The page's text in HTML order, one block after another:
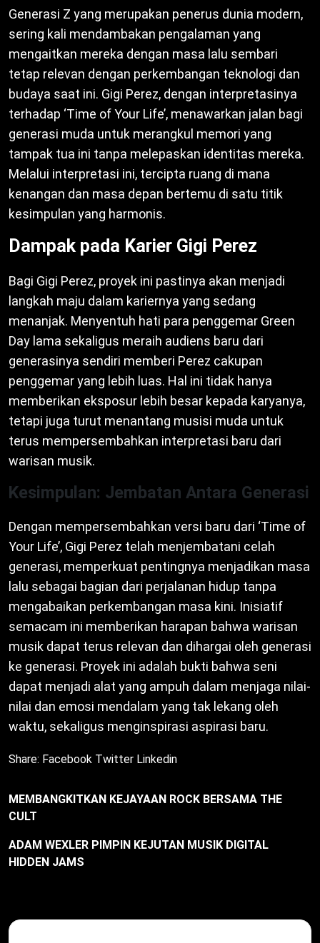
Generasi Z yang merupakan penerus dunia modern,
sering kali mendambakan pengalaman yang
mengaitkan mereka dengan masa lalu sembari
tetap relevan dengan perkembangan teknologi dan
budaya saat ini. Gigi Perez, dengan interpretasinya
terhadap ‘Time of Your Life’, menawarkan jalan bagi
generasi muda untuk merangkul memori yang
tampak tua ini tanpa melepaskan identitas mereka.
Melalui interpretasi ini, tercipta ruang di mana
kenangan dan masa depan bertemu di satu titik
kesimpulan yang harmonis.
Dampak pada Karier Gigi Perez
Bagi Gigi Perez, proyek ini pastinya akan menjadi
langkah maju dalam kariernya yang sedang
menanjak. Menyentuh hati para penggemar Green
Day lama sekaligus meraih audiens baru dari
generasinya sendiri memberi Perez cakupan
penggemar yang lebih luas. Hal ini tidak hanya
memberikan eksposur lebih besar kepada karyanya,
tetapi juga turut menantang musisi muda untuk
terus mempersembahkan interpretasi baru dari
warisan musik.
Kesimpulan: Jembatan Antara Generasi
Dengan mempersembahkan versi baru dari ‘Time of
Your Life’, Gigi Perez telah menjembatani celah
generasi, memperkuat pentingnya menjadikan masa
lalu sebagai bagian dari perjalanan hidup tanpa
mengabaikan perkembangan masa kini. Inisiatif
semacam ini memberikan harapan bahwa warisan
musik dapat terus relevan dan dihargai oleh generasi
ke generasi. Proyek ini adalah bukti bahwa seni
dapat menjadi alat yang ampuh dalam menjaga nilai-
nilai dan emosi mendalam yang tak lekang oleh
waktu, sekaligus menginspirasi aspirasi baru.
Share: Facebook Twitter Linkedin
MEMBANGKITKAN KEJAYAAN ROCK BERSAMA THE
CULT
ADAM WEXLER PIMPIN KEJUTAN MUSIK DIGITAL
HIDDEN JAMS